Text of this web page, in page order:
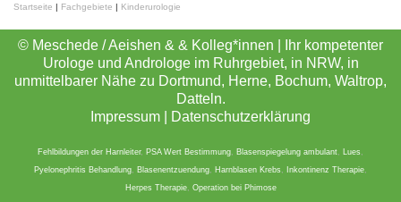
Startseite | Fachgebiete | Kinderurologie
© Meschede / Aeishen & & Kolleg*innen | Ihr kompetenter
Urologe und Androloge im Ruhrgebiet, in NRW, in
unmittelbarer Nähe zu Dortmund, Herne, Bochum, Waltrop,
Datteln.
Impressum
Datenschutzerklärung
Fehlbildungen der Harnleiter, PSA Wert Bestimmung Blasenspiegelung ambulant Lues
Pyelonephritis Behandlung
Blasenentzuendung Harnblasen Krebs Inkontinenz Therapie
Herpes Therapie, Operation bei Phimose